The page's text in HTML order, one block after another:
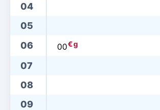
04
05
06
00€g
07
08
09